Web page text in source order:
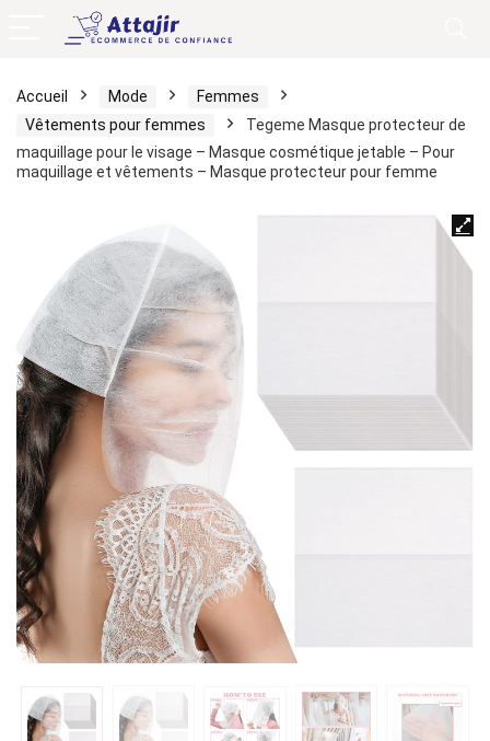
Accueil Mode
Femmes
Vêtements pour femmes
Tegeme Masque protecteur de
maquillage pour le visage – Masque cosmétique jetable – Pour
maquillage et vêtements – Masque protecteur pour femme